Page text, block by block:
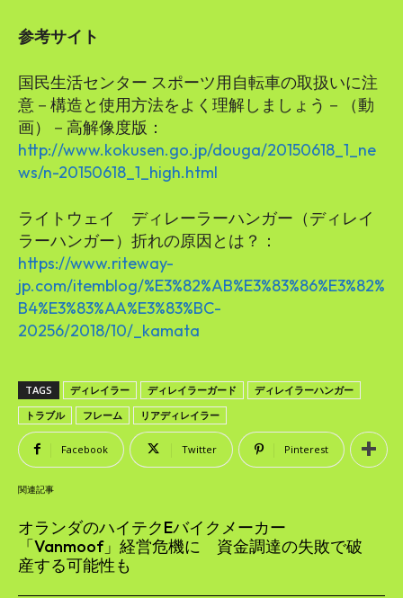
参考サイト
国民生活センター スポーツ用自転車の取扱いに注
意－構造と使用方法をよく理解しましょう－（動
画）－高解像度版：
http://www.kokusen.go.jp/douga/20150618_1_ne
ws/n-20150618_1_high.html
ライトウェイ ディレーラーハンガー（ディレイ
ラーハンガー）折れの原因とは？：
https://www.riteway-
jp.com/itemblog/%E3%82%AB%E3%83%86%E3%82%
B4%E3%83%AA%E3%83%BC-
20256/2018/10/_kamata
TAGS ディレイラー ディレイラーガード
ディレイラーハンガー
トラブル
フレーム リアディレイラー
Facebook Twitter Pinterest
関連記事
オランダのハイテクEバイクメーカー
「Vanmoof」経営危機に 資金調達の失敗で破
産する可能性も